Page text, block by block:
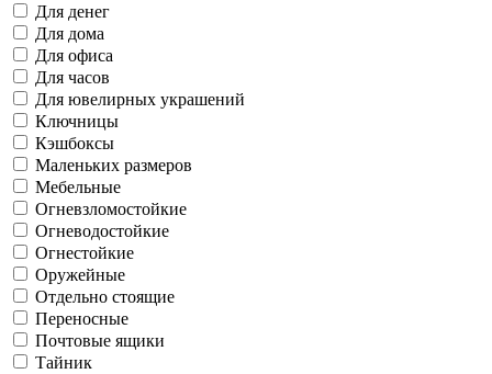
Для денег
Для дома
Для офиса
Для часов
Для ювелирных украшений
Ключницы
Кэшбоксы
Маленьких размеров
Мебельные
Огневзломостойкие
Огневодостойкие
Огнестойкие
Оружейные
Отдельно стоящие
Переносные
Почтовые ящики
Тайник